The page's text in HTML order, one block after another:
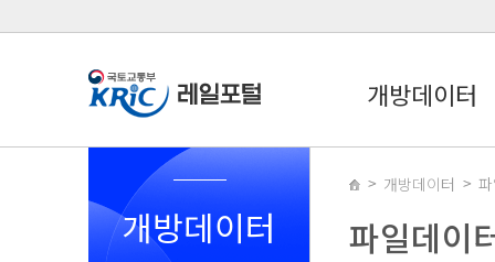
개방데이터
개방데이터
개방데이터
파일데이